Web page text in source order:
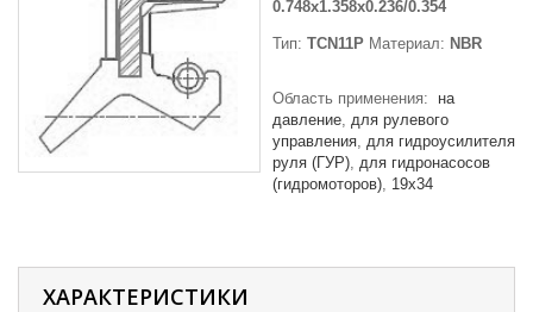
0.748x1.358x0.236/0.354
Тип: TCN11P Материал: NBR
Область применения:
на
давление для рулевого
управления для гидроусилителя
руля (ГУР) для гидронасосов
(гидромоторов) 19x34
ХАРАКТЕРИСТИКИ